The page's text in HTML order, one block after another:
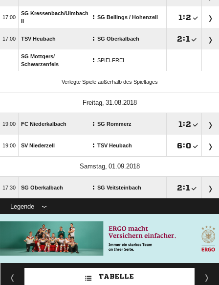

SG Kressenbach/​Ulmbach
II
: SG Bellings /​ Hohenzell  :
 TSV Heubach : SG Oberkalbach :
SG Mottgers/​
Schwarzenfels
: SPIELFREI
Verlegte Spiele außerhalb des Spieltages
 
 FC Niederkalbach : SG Rommerz  :
 SV Niederzell : TSV Heubach :
 
 SG Oberkalbach : SG Veitsteinbach :
Legende
TABELLE